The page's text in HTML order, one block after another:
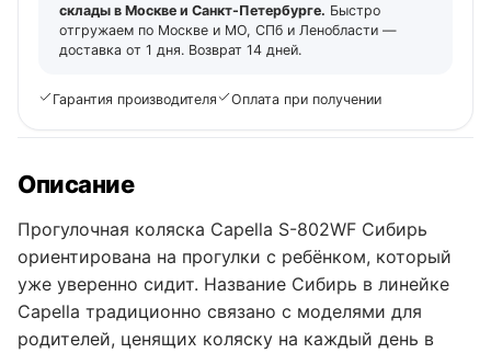
склады в Москве и Санкт-Петербурге. Быстро
отгружаем по Москве и МО, СПб и Ленобласти —
доставка от 1 дня. Возврат 14 дней.
Гарантия производителя Оплата при получении
Описание
Прогулочная коляска Capella S-802WF Сибирь
ориентирована на прогулки с ребёнком, который
уже уверенно сидит. Название Сибирь в линейке
Capella традиционно связано с моделями для
родителей, ценящих коляску на каждый день в